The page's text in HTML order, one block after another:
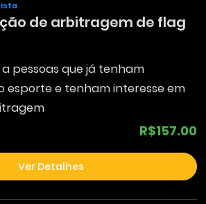
de arbitragem de flag
pessoas que já tenham
esporte e tenham interesse em
R$157.00
Ver Detalhes